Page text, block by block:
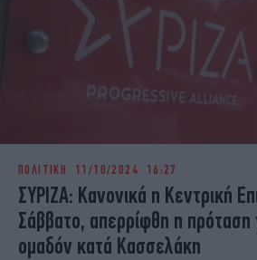
ΠΟΛΙΤΙΚΗ 11/10/2024 16:27
ΣΥΡΙΖΑ: Κανονικά η Κεντρική
Σάββατο, απερρίφθη η
ομαδόν κατά Κασσελάκη